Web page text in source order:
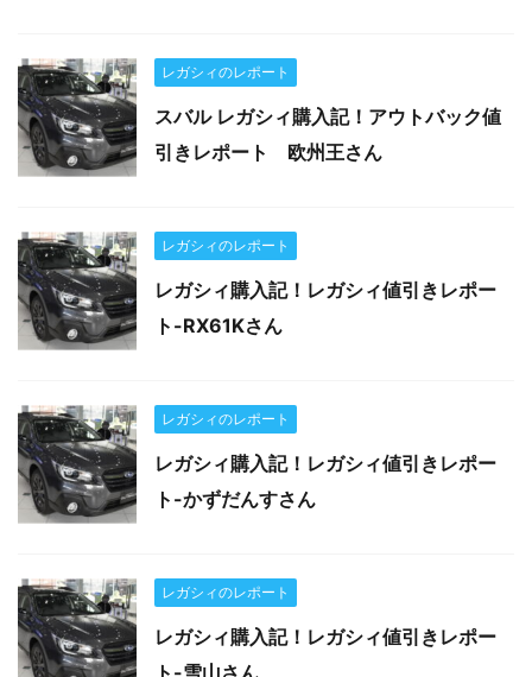
レガシィのレポート
スバル レガシィ購入記！アウトバック値
引きレポート 欧州王さん
レガシィのレポート
レガシィ購入記！レガシィ値引きレポー
ト-RX61Kさん
レガシィのレポート
レガシィ購入記！レガシィ値引きレポー
ト-かずだんすさん
レガシィのレポート
レガシィ購入記！レガシィ値引きレポー